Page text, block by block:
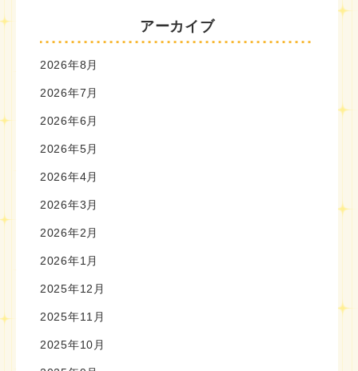
アーカイブ
2026年8月
2026年7月
2026年6月
2026年5月
2026年4月
2026年3月
2026年2月
2026年1月
2025年12月
2025年11月
2025年10月